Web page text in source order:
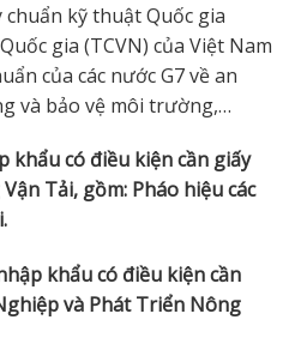
kỹ thuật Quốc gia
gia (TCVN) của Việt Nam
của các nước G7 về an
và bảo vệ môi trường,…
khẩu có điều kiện cần giấy
Tải, gồm: Pháo hiệu các
khẩu có điều kiện cần
và Phát Triển Nông